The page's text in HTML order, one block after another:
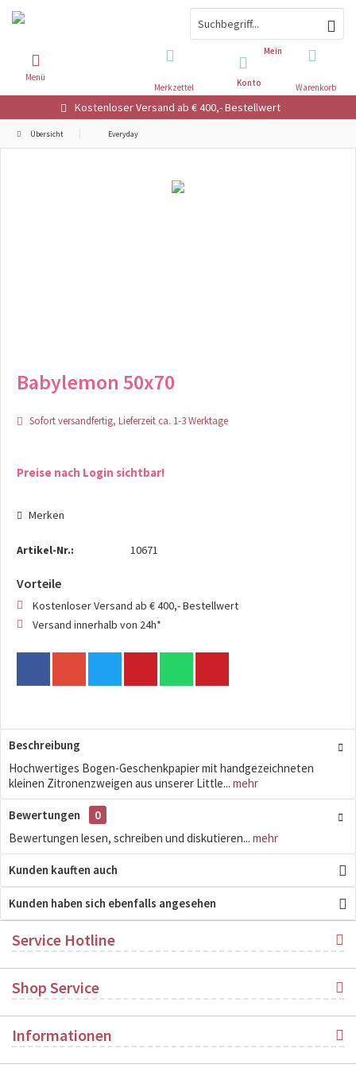
Kostenloser Versand ab € 400,- Bestellwert
Warenkorb
Merkzettel
Mein
Konto
Menü
Übersicht Everyday
Babylemon 50x70
Sofort versandfertig, Lieferzeit ca. 1-3 Werktage
Preise nach Login sichtbar!
Merken
Artikel-Nr.: 10671
Vorteile
Kostenloser Versand ab € 400,- Bestellwert
Versand innerhalb von 24h*
Beschreibung
Hochwertiges Bogen-Geschenkpapier mit handgezeichneten
kleinen Zitronenzweigen aus unserer Little... mehr
Bewertungen
0
Bewertungen lesen, schreiben und diskutieren... mehr
Kunden kauften auch
Kunden haben sich ebenfalls angesehen
Service Hotline
Shop Service
Informationen